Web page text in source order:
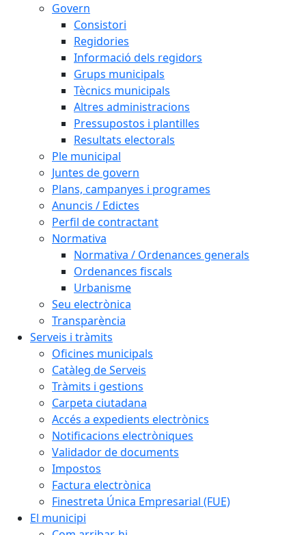
Govern
Consistori
Regidories
Informació dels regidors
Grups municipals
Tècnics municipals
Altres administracions
Pressupostos i plantilles
Resultats electorals
Ple municipal
Juntes de govern
Plans, campanyes i programes
Anuncis / Edictes
Perfil de contractant
Normativa
Normativa / Ordenances generals
Ordenances fiscals
Urbanisme
Seu electrònica
Transparència
Serveis i tràmits
Oficines municipals
Catàleg de Serveis
Tràmits i gestions
Carpeta ciutadana
Accés a expedients electrònics
Notificacions electròniques
Validador de documents
Impostos
Factura electrònica
Finestreta Única Empresarial (FUE)
El municipi